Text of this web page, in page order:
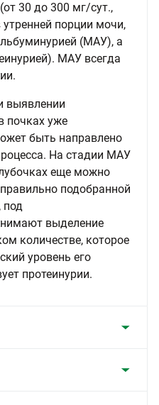
30 до 300 мг/сут.,
порции мочи,
(МАУ), а
МАУ всегда
выявлении
почках уже
быть направлено
На стадии МАУ
еще можно
подобранной
под
выделение
количестве, которое
уровень его
протеинурии.